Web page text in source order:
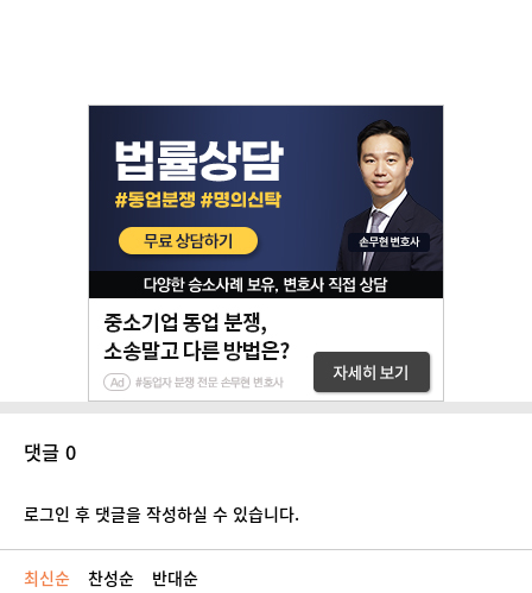
댓글 0
로그인 후 댓글을 작성하실 수 있습니다.
최신순 찬성순 반대순